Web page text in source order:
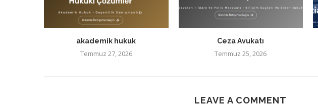
akademik hukuk
Temmuz 27, 2026
Ceza Avukatı
Temmuz 25, 2026
LEAVE A COMMENT